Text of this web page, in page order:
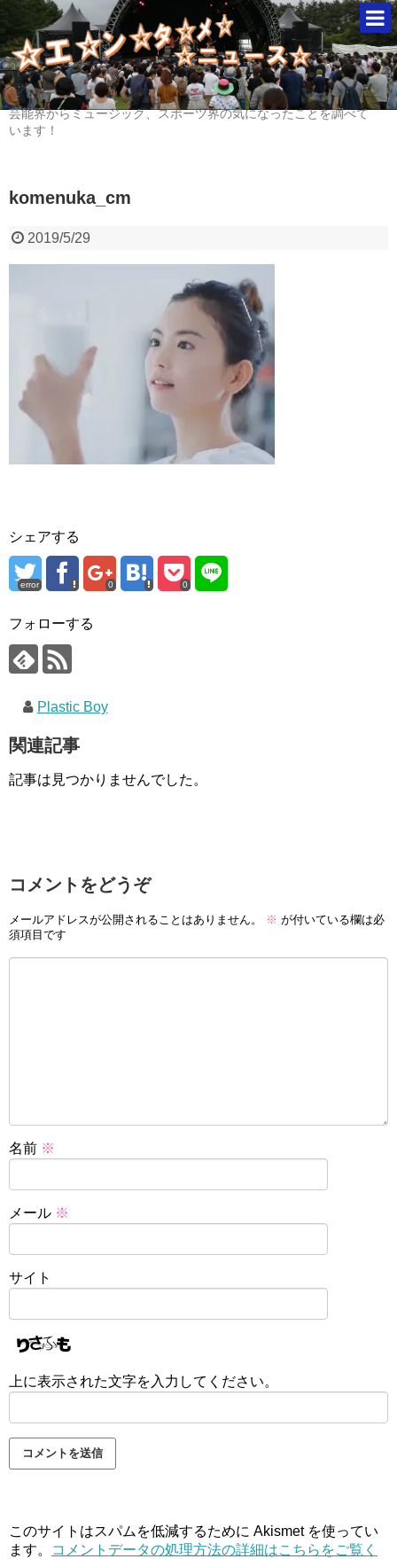
芸能界からミュージック、スポーツ界の気になったことを調べて
います！
komenuka_cm
2019/5/29
シェアする
error 0 0
フォローする
Plastic Boy
関連記事
記事は見つかりませんでした。
コメントをどうぞ
メールアドレスが公開されることはありません。 ※ が付いている欄は必
須項目です
名前 ※
メール ※
サイト
上に表示された文字を入力してください。
このサイトはスパムを低減するために Akismet を使ってい
ます。
コメントデータの処理方法の詳細はこちらをご覧く